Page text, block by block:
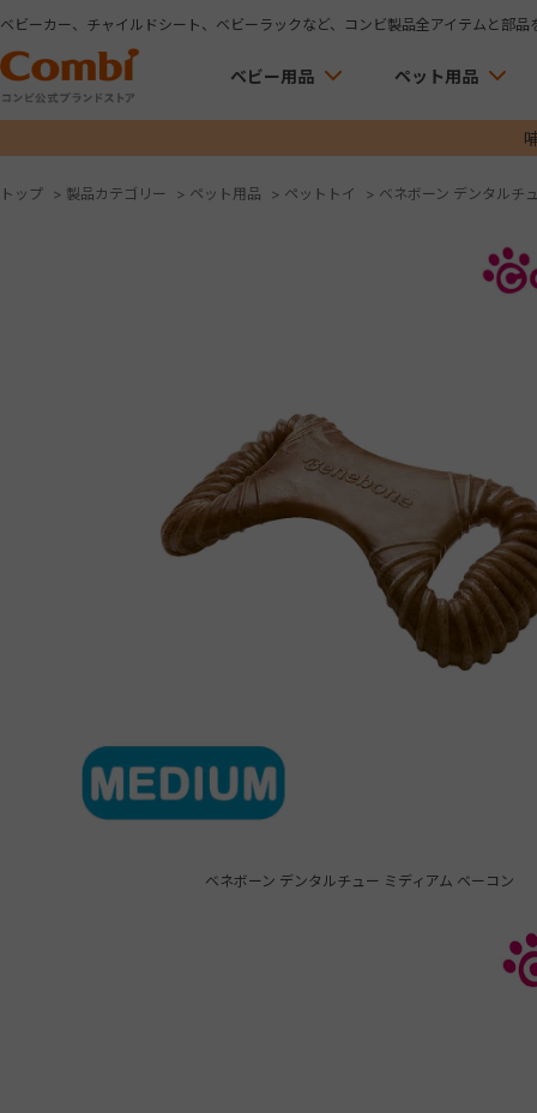
ベビーカー、チャイルドシート、ベビーラックなど、コンビ製品全アイテムと部品
ベビー用品 ペット用品
トップ > 製品カテゴリー > ペット用品 > ペットトイ > ベネボーン デンタルチ
ベネボーン デンタルチュー ミディアム ベーコン